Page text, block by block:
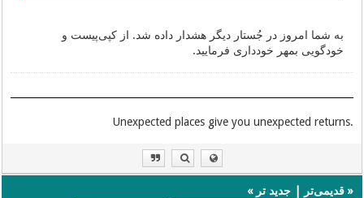
به شما امروز در جُستار دیگر هشدار داده شد. از کپی‌پیست و
خودگویی بمهر خودداری فرمایید.
.Unexpected places give you unexpected returns
«قدیمی‌تر |جدید تر »